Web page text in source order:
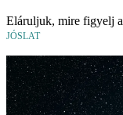
Eláruljuk, mire figyelj
JÓSLAT